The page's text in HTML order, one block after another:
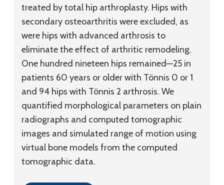
treated by total hip arthroplasty. Hips with
secondary osteoarthritis were excluded, as
were hips with advanced arthrosis to
eliminate the effect of arthritic remodeling.
One hundred nineteen hips remained—25 in
patients 60 years or older with Tönnis 0 or 1
and 94 hips with Tönnis 2 arthrosis. We
quantified morphological parameters on plain
radiographs and computed tomographic
images and simulated range of motion using
virtual bone models from the computed
tomographic data.